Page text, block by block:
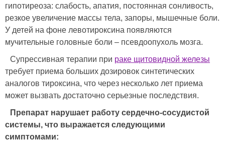
гипотиреоза: слабость, апатия, постоянная сонливость,
резкое увеличение массы тела, запоры, мышечные боли.
У детей на фоне левотироксина появляются
мучительные головные боли – псевдоопухоль мозга.
Супрессивная терапии при раке щитовидной железы
требует приема больших дозировок синтетических
аналогов тироксина, что через несколько лет приема
может вызвать достаточно серьезные последствия.
Препарат нарушает работу сердечно-сосудистой
системы, что выражается следующими
симптомами: